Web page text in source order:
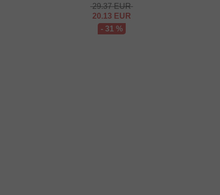
29.37EUR
20.13 EUR
- 31 %